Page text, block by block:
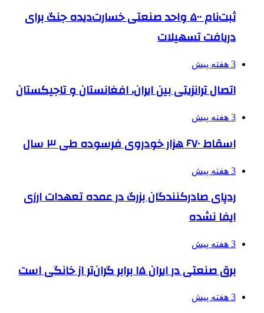
ثبت‌نام ۵۰۰ واحد صنعتی خسارت‌دیده جنگ برای
دریافت تسهیلات
3 هفته پیش
اتصال ترانزیتی بین ایران، افغانستان و تاجیکستان
3 هفته پیش
اسقاط ۶۷۰ هزار خودروی فرسوده طی ۳ سال
3 هفته پیش
ردپای صادرکنندگان بزرگ در عمده تعهدات ارزی
ایفا نشده
3 هفته پیش
برق صنعتی در ایران ۱۵ برابر گران‌تر از خانگی است
3 هفته پیش